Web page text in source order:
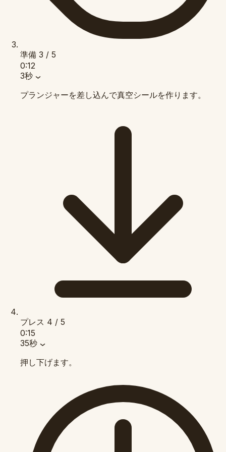
準備 3 / 5
0:12
3秒
プランジャーを差し込んで真空シールを作ります。
プレス 4 / 5
0:15
35秒
押し下げます。